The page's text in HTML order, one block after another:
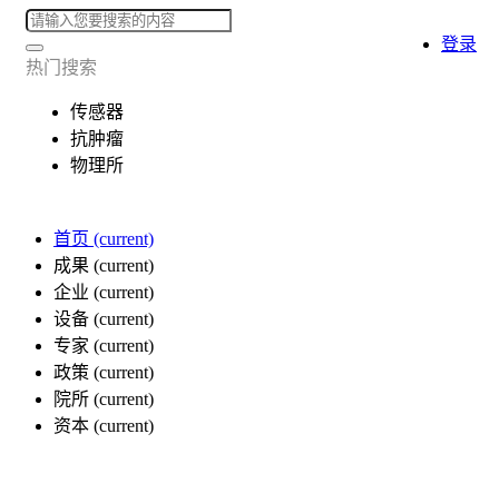
热门搜索
传感器
抗肿瘤
物理所
首页 (current)
成果 (current)
企业 (current)
设备 (current)
专家 (current)
政策 (current)
院所 (current)
资本 (current)
登录